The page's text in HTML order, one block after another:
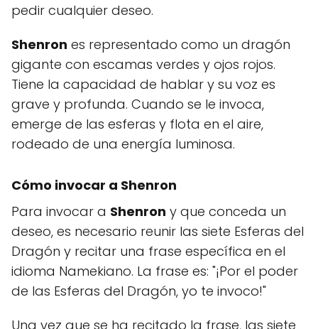
pedir cualquier deseo.
Shenron es representado como un dragón
gigante con escamas verdes y ojos rojos.
Tiene la capacidad de hablar y su voz es
grave y profunda. Cuando se le invoca,
emerge de las esferas y flota en el aire,
rodeado de una energía luminosa.
Cómo invocar a Shenron
Para invocar a Shenron y que conceda un
deseo, es necesario reunir las siete Esferas del
Dragón y recitar una frase específica en el
idioma Namekiano. La frase es: "¡Por el poder
de las Esferas del Dragón, yo te invoco!"
Una vez que se ha recitado la frase, las siete